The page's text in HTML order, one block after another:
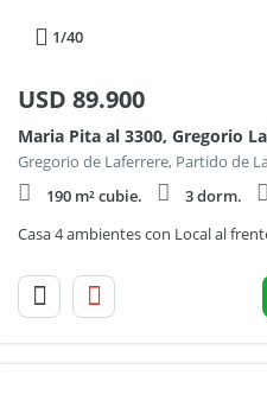
1/40
USD 89.900
Gregorio de Laferrere, Partido de
190 m² cubie.
3 dorm.
Casa 4 ambientes con Local al